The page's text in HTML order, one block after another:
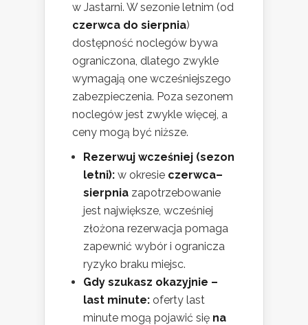
w Jastarni. W sezonie letnim (od
czerwca do sierpnia)
dostępność noclegów bywa
ograniczona, dlatego zwykle
wymagają one wcześniejszego
zabezpieczenia. Poza sezonem
noclegów jest zwykle więcej, a
ceny mogą być niższe.
Rezerwuj wcześniej (sezon
letni): w okresie czerwca–
sierpnia zapotrzebowanie
jest największe, wcześniej
złożona rezerwacja pomaga
zapewnić wybór i ogranicza
ryzyko braku miejsc.
Gdy szukasz okazyjnie –
last minute: oferty last
minute mogą pojawić się na